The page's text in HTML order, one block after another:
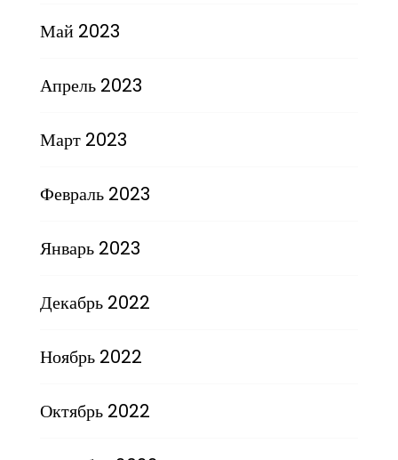
Май 2023
Апрель 2023
Март 2023
Февраль 2023
Январь 2023
Декабрь 2022
Ноябрь 2022
Октябрь 2022